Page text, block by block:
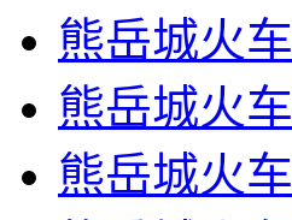
熊岳城火
熊岳城火
熊岳城火